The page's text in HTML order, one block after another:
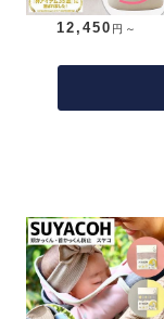
12,450 円～